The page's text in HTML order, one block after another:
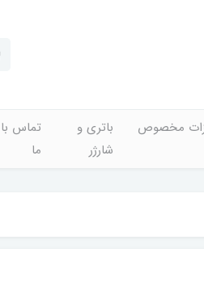
مخصوص
باتری و
شارژر
تماس با
ما